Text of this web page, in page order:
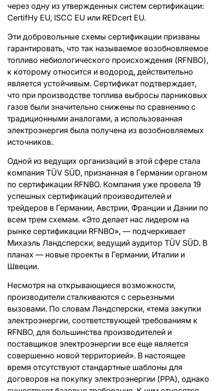
через одну из утвержденных систем сертификации:
CertifHy EU, ISCC EU или REDcert EU.
Эти добровольные схемы сертификации призваны
гарантировать, что так называемое возобновляемое
топливо небиологического происхождения (RFNBO),
к которому относится и водород, действительно
является устойчивым. Сертификат подтверждает,
что при производстве топлива выбросы парниковых
газов были значительно снижены по сравнению с
традиционными аналогами, а использованная
электроэнергия была получена из возобновляемых
источников.
Одной из ведущих организаций в этой сфере стала
компания TÜV SÜD, признанная в Германии органом
по сертификации RFNBO. Компания уже провела 19
успешных сертификаций производителей и
трейдеров в Германии, Австрии, Франции и Дании по
всем трем схемам. «Это делает нас лидером на
рынке сертификации RFNBO», — подчеркивает
Михаэль Ландсперски, ведущий аудитор TÜV SÜD. В
планах — новые проекты в Германии, Италии и
Швеции.
Несмотря на открывающиеся возможности,
производители сталкиваются с серьезными
вызовами. По словам Ландсперски, «тема закупки
электроэнергии, соответствующей требованиям к
RFNBO, для большинства производителей и
поставщиков электроэнергии все еще является
совершенно новой территорией». В настоящее
время отсутствуют стандартные шаблоны для
договоров на покупку электроэнергии (PPA), однако